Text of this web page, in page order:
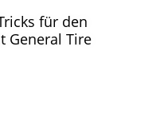
für den
General Tire